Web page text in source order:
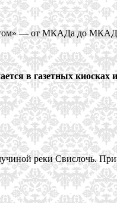
— от МКАДа до
в газетных
реки Свислочь.